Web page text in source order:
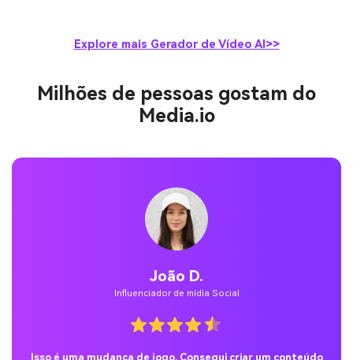
Explore mais Gerador de Vídeo AI>>
Milhões de pessoas gostam do
Media.io
João D.
Influenciador de mídia Social
Isso é uma mudança de jogo. Consegui criar um conteúdo